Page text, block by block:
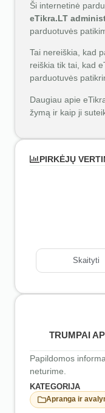
Ši internetinė
eTikra.LT
parduotuvės
Tai nereiškia, kad
reiškia tik tai, kad
parduotuvės
Daugiau apie
žymą ir kaip ji
PIRKĖJŲ
Skaityti
TRUMPAI
Papildomos
neturime.
KATEGORIJA
Apranga ir